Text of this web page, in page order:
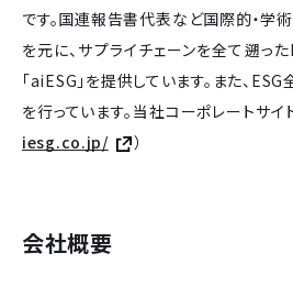
です。国連報告書代表など国際的・学
を元に、サプライチェーンを全て遡っ
「aiESG」を提供しています。また、
を行っています。当社コーポレートサイ
iesg.co.jp/
）
会社概要